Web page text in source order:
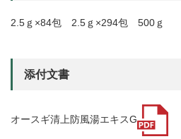
2.5ｇ×84包 2.5ｇ×294包 500ｇ
添付文書
オースギ清上防風湯エキスG